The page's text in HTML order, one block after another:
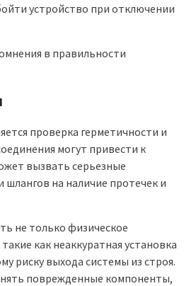
устройство при отключении
в правильности
проверка герметичности и
могут привести к
вызвать серьезные
шлангов на наличие протечек и
не только физическое
как неаккуратная установка
риску выхода системы из строя.
поврежденные компоненты,